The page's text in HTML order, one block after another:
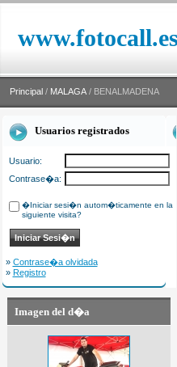
www.fotocall.es
Principal / MALAGA / BENALMADENA
Usuarios registrados
Usuario:
Contrase�a:
�Iniciar sesi�n autom�ticamente en la
siguiente visita?
» Contrase�a olvidada
» Registro
Imagen del d�a